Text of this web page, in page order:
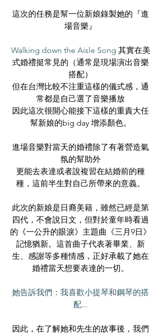
這次的任務是幫一位新娘錄製她的『進
場音樂』
Walking down the Aisle Song 其實在美
式婚禮挺常見的（通常是現場演出音樂
搭配）
但在台灣比較不注重這樣的儀式感，通
常都是自己選了音樂播放
因此這次很開心能接下這樣的重責大任
幫新娘的big day 增添顏色。
進場音樂對當天的婚禮除了有著營造氣
氛的幫助外
更能去表達或者說複習在結婚前的種
種，這前半生對自己所帶來的意義。
此次的新娘是日裔美籍，雖然已經是第
四代，不會說日文，但對於童年時看過
的《一公升的眼淚》主題曲《三月9日》
記憶猶新。這首曲子代表著畢業、新
生、感謝等多種情感，正好承載了她在
婚禮當天想要表達的一切。
她告訴我們：我喜歡小提琴和鋼琴的搭
配...
因此，在了解她和先生的故事後，我們